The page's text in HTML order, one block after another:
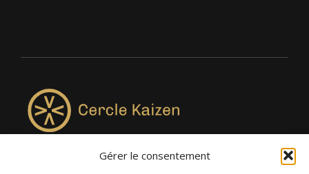
Gérer le consentement
4957, rue Lionel-Groulx, bureau 819, Saint-Augustin-de-